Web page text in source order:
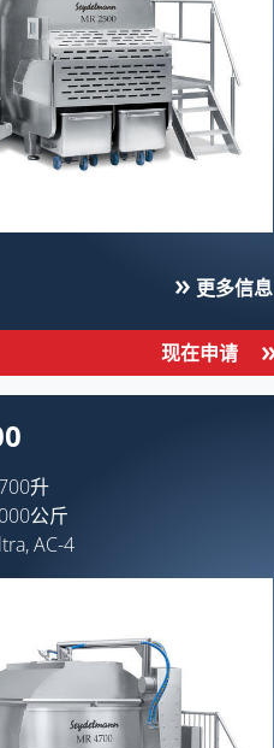
更多信息
现在申请
升
公斤
AC-4